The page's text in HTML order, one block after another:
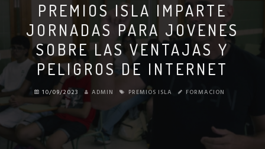
PREMIOS ISLA IMPARTE
JORNADAS PARA JOVENES
SOBRE LAS VENTAJAS Y
PELIGROS DE INTERNET
10/09/2023 ADMIN PREMIOS ISLA FORMACION